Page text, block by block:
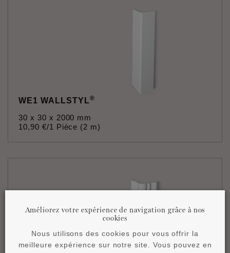
WE1 WALLSTYL®
30 x 30 x 2000 mm
10,90 €/1 Pièce (2 m)
Améliorez votre expérience de navigation grâce à nos
cookies
Nous utilisons des cookies pour vous offrir la
meilleure expérience sur notre site. Vous pouvez en